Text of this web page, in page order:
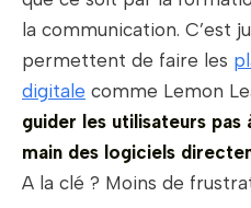
la communication. C’est
permettent de faire les
digitale comme Lemon
guider les utilisateurs pas
main des logiciels
A la clé ? Moins de